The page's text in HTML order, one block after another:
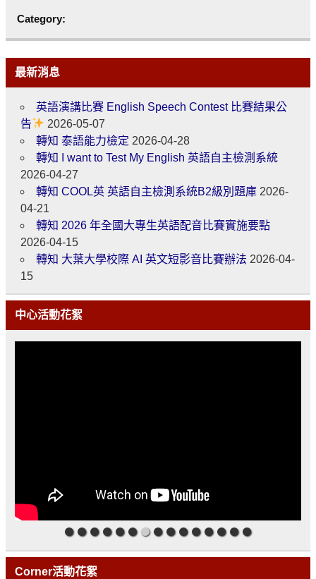
Category:
最新消息
英語演講比賽 English Speech Contest 比賽結果公
告
2026-05-07
轉知 泰語能力檢定 2026-04-28
轉知 I want to Test My English 英語自主檢測系統
2026-04-27
轉知 COOL英 英語自主檢測系統B2級別題庫 2026-
04-21
轉知 2026 年全國大專生英語配音比賽實施要點
2026-04-15
轉知 大葉大學校際 AI 英文短影音比賽辦法 2026-04-
15
中心活動花絮
Corner活動花絮